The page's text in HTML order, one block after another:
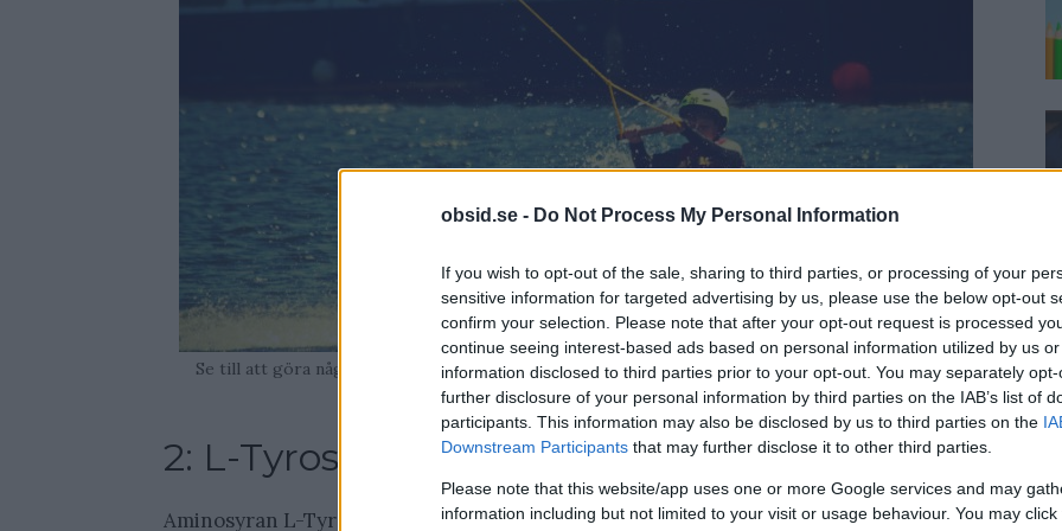
obsid.se - Do Not Process My Personal Information
If you wish to opt-out of the sale, sharing to third parties, or processing of your
sensitive information for targeted advertising by us, please use the below opt-out
confirm your selection. Please note that after your opt-out request is processed
continue seeing interest-based ads based on personal information utilized by us
information disclosed to third parties prior to your opt-out. You may separately
further disclosure of your personal information by third parties on the IAB’s list of
participants. This information may also be disclosed by us to third parties on the
Downstream Participants that may further disclose it to other third parties.
Please note that this website/app uses one or more Google services and may
information including but not limited to your visit or usage behaviour. You may
Se till att göra något pulshöjande eller något du älskar att göra, det får ditt dopamin att skjuta i
höjden
2: L-Tyrosin, L-Fenylalalin och B6
Aminosyran L-Tyrosin, L-Fenylalalin och vitamin B6 är alla dopaminhöjande. Preppa